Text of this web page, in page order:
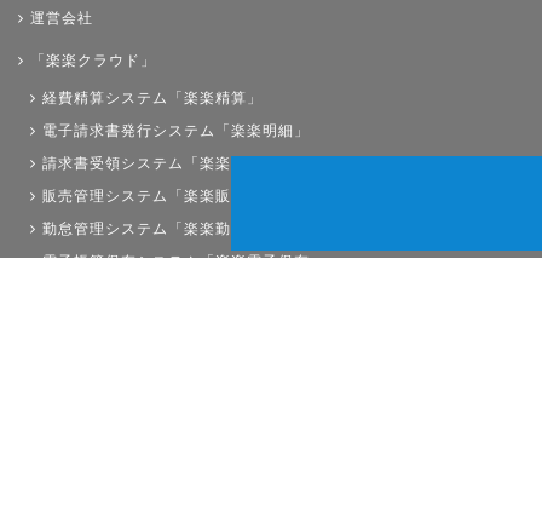
運営会社
「楽楽クラウド」
経費精算システム「楽楽精算」
電子請求書発行システム「楽楽明細」
請求書受領システム「楽楽請求」
販売管理システム「楽楽販売」
勤怠管理システム「楽楽勤怠」
電子帳簿保存システム「楽楽電子保存」